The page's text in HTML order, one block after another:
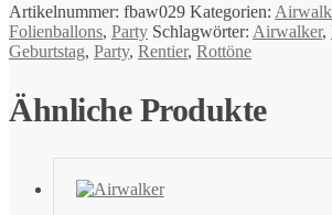
Artikelnummer: fbaw029 Kategorien:
Folienballons, Party Schlagwörter: Airwalker,
Geburtstag, Party, Rentier, Rottöne
Ähnliche Produkte